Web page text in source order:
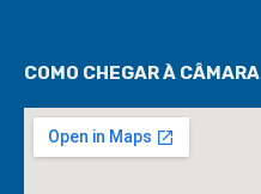
COMO CHEGAR À CÂMARA